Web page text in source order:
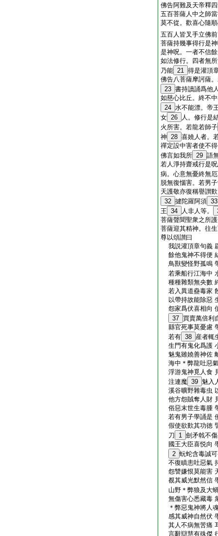
佛告阿難及天帝釋
五百菩薩人中之師
莫不從。歡喜心隨
五百人皆叉手立佛
菩薩持幾事得行是
是神呪。一者不信
如法修行。四者無
乃能 21 得是灌頂
佛告八菩薩摩訶薩
23 書持讀誦爲他
如慈心比丘。終不
24 水不能漂。帝
女 26
人。修行是
火所害。若龍若師子
神 28 喜嬈人者。
禪定設中害者使不
佛言如我所 29 語
若人淨持齋戒行是
病。心意無憂終無
脱無復惱害。若男
天護敬亦復稱譽讃
32 揵陀羅阿須 33
王 34 人非人等。
菩薩聲聞聖衆之所
菩薩迎其精神。往
尊以頌讃曰
我説灌頂章句義
餘他鬼神不得便
鳥獸變怪野孤鳴
若乘船行江海中
種種雜類無央數
若入異道蠱毒家
以帶持故能除惡
怨家爲伏喜相向
37 買賣萬倍利
縣官死事莫憂慮
若有 38 産者輒
生門有鬼化爲護
魅鬼雖嬈善神佐
海中＊弊龍吐惡
浮游鬼神覓人食
注連魔 39 魅入
溪谷曠野雜毒虫
他方怨賊奪人財
俗惡末世生毒腫
若有男子學誦是
假使欲歎其功徳
刀
1 劍矛戟不
國王大臣喜悦向
2 蚖蛇含毒誠
不復瞋恚吐惡氣
怨讐嫌恨莫能害
覩其威光默然信
山野＊弊狼及大
無傷害心悉藏毒
＊弊惡鬼神將人
感其威神自然伏
其人不病無苦痛
言辭辯慧有殊傑